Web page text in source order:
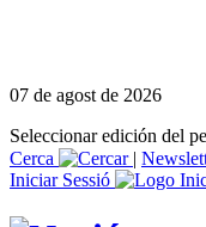
07 de agost de 2026
Seleccionar edición del
Cerca
|
Iniciar Sessió